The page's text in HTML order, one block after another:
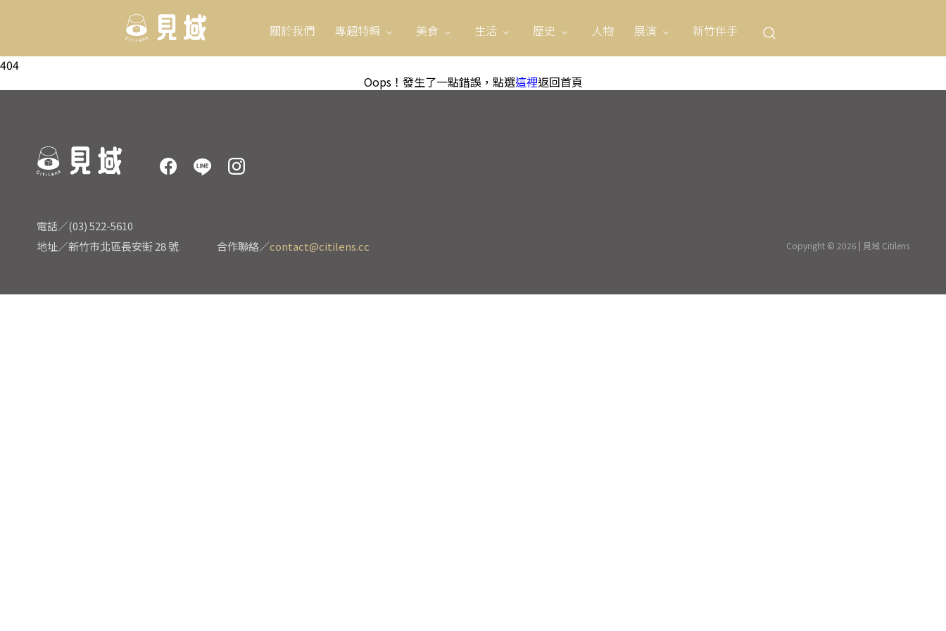
關於我們 專題特輯 美食 生活 歷史 人物 展演 新竹伴手
404
Oops！發生了一點錯誤，點選這裡返回首頁
電話／(03) 522-5610
地址／新竹市北區長安街 28 號
合作聯絡／contact@citilens.cc Copyright © 2026 | 見域 Citilens